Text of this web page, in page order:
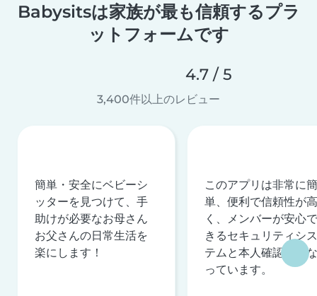
Babysitsは家族が最も信頼するプラ
ットフォームです
4.7 / 5
3,400件以上のレビュー
簡単・安全にベビーシ
ッターを見つけて、手
助けが必要なお母さん
お父さんの日常生活を
楽にします！
このアプリは非常に簡
単、便利で信頼性が高
く、メンバーが安心で
きるセキュリティシス
テムと本人確認を行な
っています。